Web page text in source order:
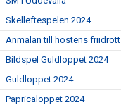
Skelleftespelen 2024
Anmälan till höstens friidrott
Bildspel Guldloppet 2024
Guldloppet 2024
Papricaloppet 2024